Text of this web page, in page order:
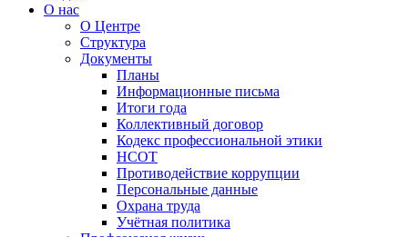
О нас
О Центре
Структура
Документы
Планы
Информационные письма
Итоги года
Коллективный договор
Кодекс профессиональной этики
НСОТ
Противодействие коррупции
Персональные данные
Охрана труда
Учётная политика